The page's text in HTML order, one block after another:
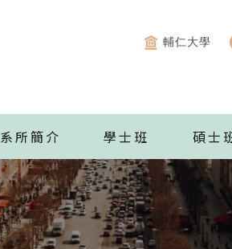
輔仁大學
系所簡介 學士班 碩士